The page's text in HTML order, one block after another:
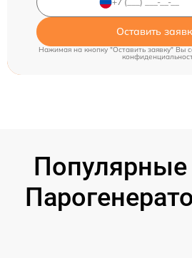
Оставить
Нажимая на кнопку "Оставить заявку" Вы